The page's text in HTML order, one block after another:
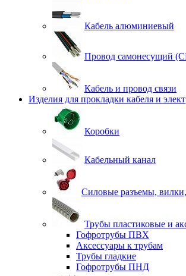
Кабель алюминиевый
Провод самонесущий
Кабель и провод связи
Изделия для прокладки кабеля и
Коробки
Кабельный канал
Силовые разъемы,
Трубы пластиковые и
Гофротрубы ПВХ
Аксессуары к трубам
Трубы гладкие
Гофротрубы ПНД